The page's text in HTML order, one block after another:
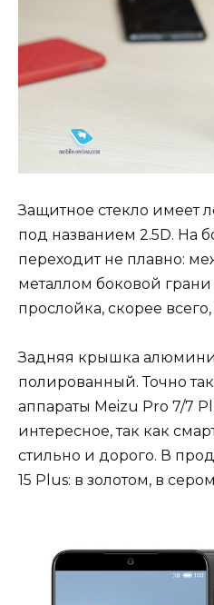
Защитное стекло имеет
под названием 2.5D. На
переходит не плавно:
металлом боковой грани
прослойка, скорее всего,
Задняя крышка
полированный. Точно
аппараты Meizu Pro 7/7
интересное, так как
стильно и дорого. В
15 Plus: в золотом, в